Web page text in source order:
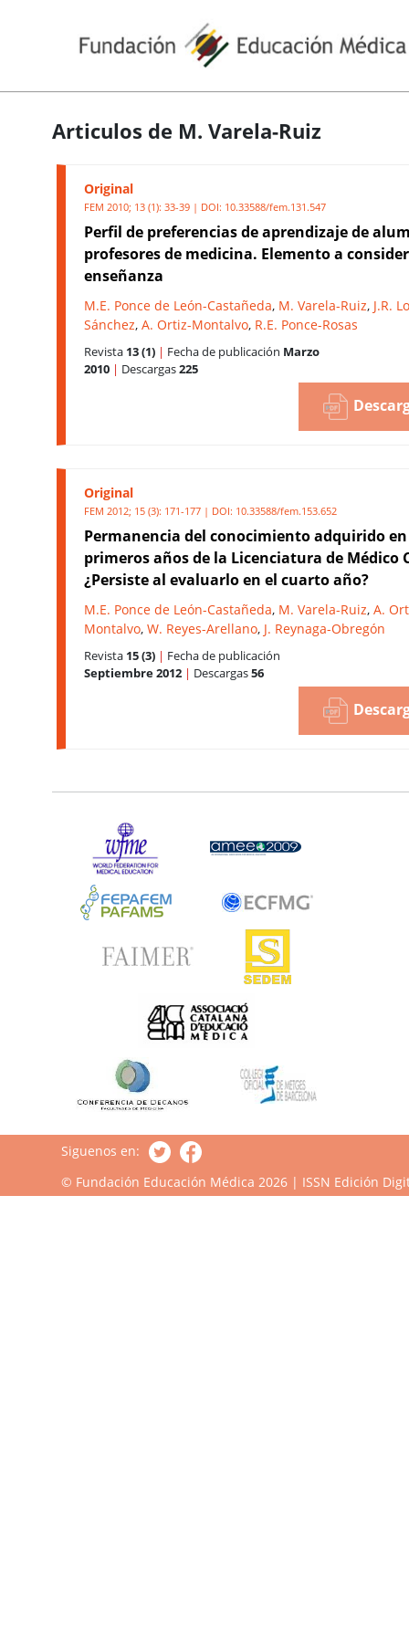
Articulos de M. Varela-Ruiz
Original
FEM 2010; 13 (1): 33-39 | DOI: 10.33588/fem.131.547
Perfil de preferencias de aprendizaje de
profesores de medicina. Elemento a
enseñanza
M.E. Ponce de León-Castañeda, M. Varela-Ruiz, J.R.
Sánchez, A. Ortiz-Montalvo, R.E. Ponce-Rosas
Revista 13 (1) | Fecha de publicación Marzo
2010 | Descargas225
Original
FEM 2012; 15 (3): 171-177 | DOI: 10.33588/fem.153.652
Permanencia del conocimiento adquirido en
primeros años de la Licenciatura de Médico
¿Persiste al evaluarlo en el cuarto año?
M.E. Ponce de León-Castañeda, M. Varela-Ruiz, A.
Montalvo, W. Reyes-Arellano, J. Reynaga-Obregón
Revista 15 (3) | Fecha de publicación
Septiembre 2012 | Descargas56
Siguenos en:
© Fundación Educación Médica 2026 | ISSN Edición